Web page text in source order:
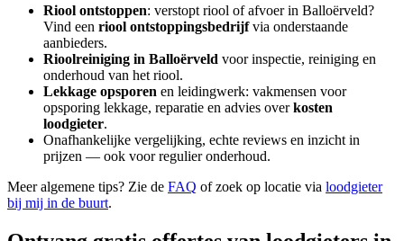
Riool ontstoppen: verstopt riool of afvoer in Balloërveld?
Vind een riool ontstoppingsbedrijfvia onderstaande
aanbieders.
Rioolreiniging in Balloërveld voor inspectie, reiniging en
onderhoud van het riool.
Lekkage opsporen en leidingwerk: vakmensen voor
opsporing lekkage, reparatie en advies overkosten
loodgieter.
Onafhankelijke vergelijking, echte reviews en inzicht in
prijzen — ook voor regulier onderhoud.
Meer algemene tips? Zie de FAQ of zoek op locatie via loodgieter
bij mij in de buurt.